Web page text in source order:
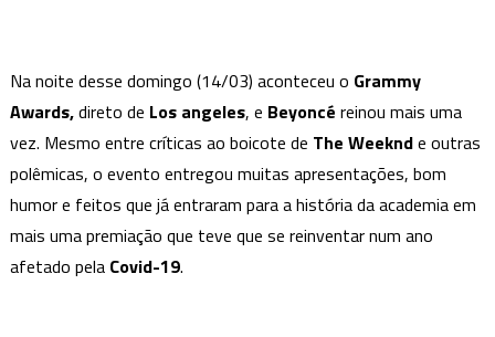
história
no
Grammy
Awards
2021
Na noite desse domingo (14/03) aconteceu o Grammy
Awards,direto de Los angeles, e Beyoncé reinou mais uma
vez. Mesmo entre críticas ao boicote de The Weeknde outras
polêmicas, o evento entregou muitas apresentações, bom
humor e feitos que já entraram para a história da academia em
mais uma premiação que teve que se reinventar num ano
afetado pela Covid-19.